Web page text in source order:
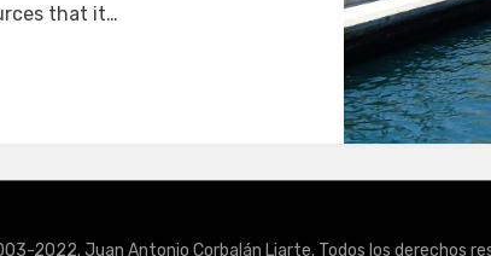
that it…
2022. Juan Antonio Corbalán Liarte. Todos los derechos